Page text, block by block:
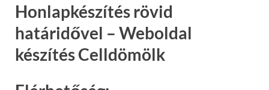
Honlapkészítés rövid
határidővel – Weboldal
készítés Celldömölk